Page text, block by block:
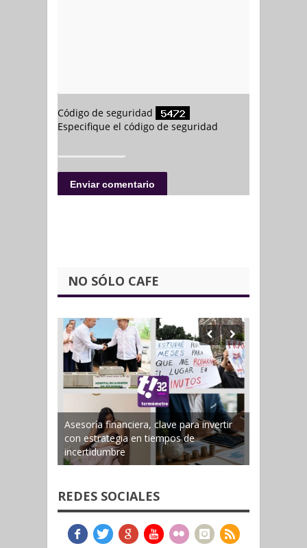
NO SÓLO CAFE
Asesoría financiera, clave para invertir
con estrategia en tiempos de
incertidumbre
REDES SOCIALES